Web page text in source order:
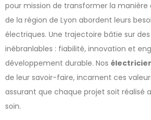
pour mission de transformer la manière
de la région de Lyon abordent leurs
électriques. Une trajectoire bâtie sur
inébranlables : fiabilité, innovation et
développement durable. Nos
de leur savoir-faire, incarnent ces
assurant que chaque projet soit réalisé
soin.